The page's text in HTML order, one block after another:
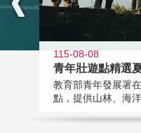
115-08-08
青年壯遊點精選
教育部青年發展署
點，提供山林、海洋